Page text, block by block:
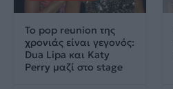
Το pop reunion της
χρονιάς είναι γεγονός:
Dua Lipa και Katy
Perry μαζί στο stage